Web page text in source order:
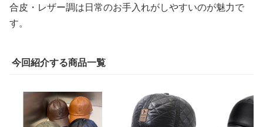
合皮・レザー調は日常のお手入れがしやすいのが魅力で
す。
今回紹介する商品一覧